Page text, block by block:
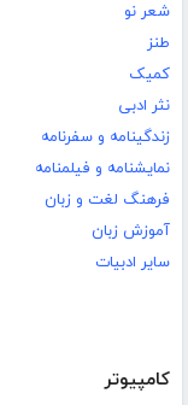
شعر نو
طنز
کمیک
نثر ادبی
زندگینامه و سفرنامه
نمایشنامه و فیلمنامه
فرهنگ لغت و زبان
آموزش زبان
سایر ادبیات
کامپیوتر